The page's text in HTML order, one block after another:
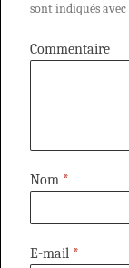
sont indiqués avec
Commentaire
Nom *
E-mail *